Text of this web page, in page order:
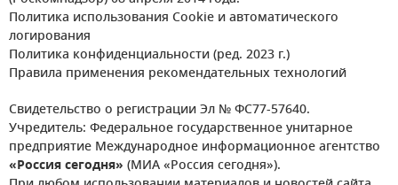
Политика использования Cookie и автоматического
логирования
Политика конфиденциальности (ред. 2023 г.)
Правила применения рекомендательных технологий
Свидетельство о регистрации Эл № ФС77-57640.
Учредитель: Федеральное государственное унитарное
предприятие Международное информационное агентство
«Россия сегодня» (МИА «Россия сегодня»).